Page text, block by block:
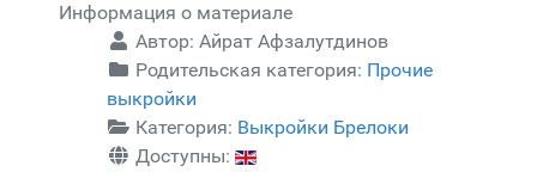
Информация о материале
Автор: Айрат Афзалутдинов
Родительская категория: Прочие
выкройки
Категория: Выкройки Брелоки
Доступны: